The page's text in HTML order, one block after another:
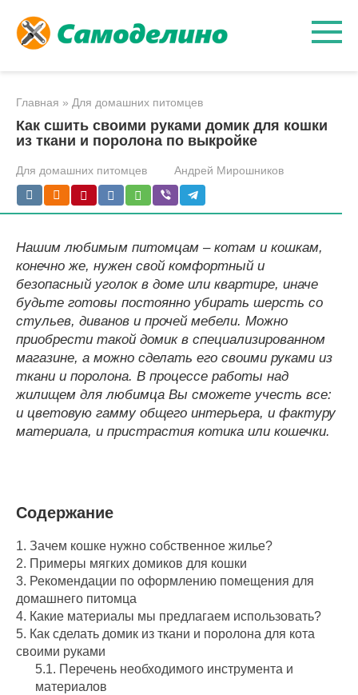
контенту
Главная » Для домашних питомцев
Как сшить своими руками домик для кошки
из ткани и поролона по выкройке
Для домашних питомцев Андрей Мирошников
Нашим любимым питомцам – котам и кошкам,
конечно же, нужен свой комфортный и
безопасный уголок в доме или квартире, иначе
будьте готовы постоянно убирать шерсть со
стульев, диванов и прочей мебели. Можно
приобрести такой домик в специализированном
магазине, а можно сделать его своими руками из
ткани и поролона. В процессе работы над
жилищем для любимца Вы сможете учесть все:
и цветовую гамму общего интерьера, и фактуру
материала, и пристрастия котика или кошечки.
Содержание
1. Зачем кошке нужно собственное жилье?
2. Примеры мягких домиков для кошки
3. Рекомендации по оформлению помещения для
домашнего питомца
4. Какие материалы мы предлагаем использовать?
5. Как сделать домик из ткани и поролона для кота
своими руками
5.1. Перечень необходимого инструмента и
материалов